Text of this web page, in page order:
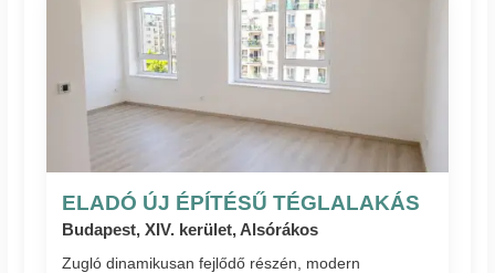
ELADÓ ÚJ ÉPÍTÉSŰ TÉGLALAKÁS
Budapest, XIV. kerület, Alsórákos
Zugló dinamikusan fejlődő részén, modern